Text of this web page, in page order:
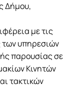
Δήμου,
με τις
υπηρεσιών
παρουσίας σε
Κινητών
τακτικών